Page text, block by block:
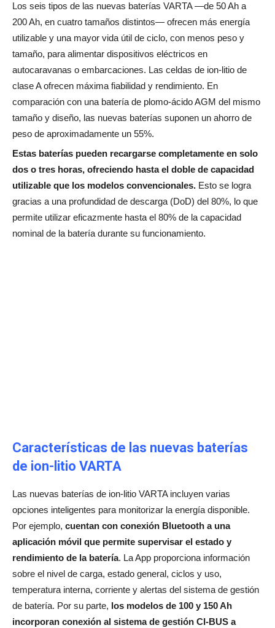
Los seis tipos de las nuevas baterías VARTA —de 50 Ah a
200 Ah, en cuatro tamaños distintos— ofrecen más energía
utilizable y una mayor vida útil de ciclo, con menos peso y
tamaño, para alimentar dispositivos eléctricos en
autocaravanas o embarcaciones. Las celdas de ion-litio de
clase A ofrecen máxima fiabilidad y rendimiento. En
comparación con una batería de plomo-ácido AGM del mismo
tamaño y diseño, las nuevas baterías suponen un ahorro de
peso de aproximadamente un 55%.
Estas baterías pueden recargarse completamente en solo
dos o tres horas, ofreciendo hasta el doble de capacidad
utilizable que los modelos convencionales. Esto se logra
gracias a una profundidad de descarga (DoD) del 80%, lo que
permite utilizar eficazmente hasta el 80% de la capacidad
nominal de la batería durante su funcionamiento.
Características de las nuevas baterías
de ion-litio VARTA
Las nuevas baterías de ion-litio VARTA incluyen varias
opciones inteligentes para monitorizar la energía disponible.
Por ejemplo, cuentan con conexión Bluetooth a una
aplicación móvil que permite supervisar el estado y
rendimiento de la batería. La App proporciona información
sobre el nivel de carga, estado general, ciclos y uso,
temperatura interna, corriente y alertas del sistema de gestión
de batería. Por su parte, los modelos de 100 y 150 Ah
incorporan conexión al sistema de gestión CI-BUS a